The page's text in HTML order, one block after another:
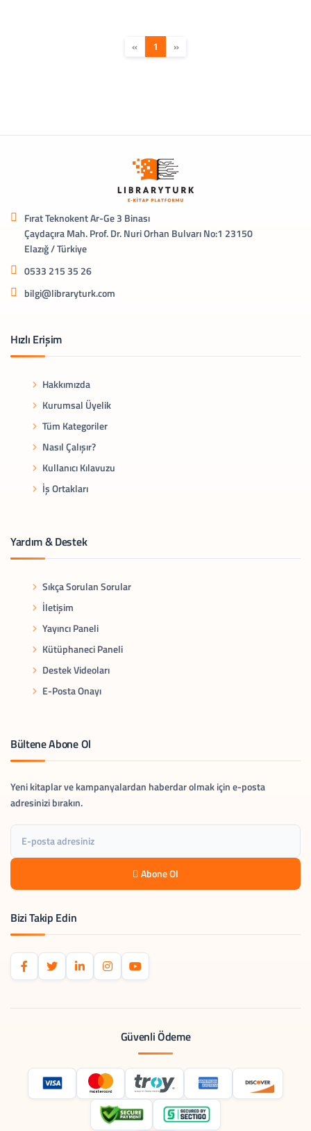
« 1 »
Fırat Teknokent Ar-Ge 3 Binası
Çaydaçıra Mah. Prof. Dr. Nuri Orhan Bulvarı No:1 23150
Elazığ / Türkiye
0533 215 35 26
bilgi@libraryturk.com
Hızlı Erişim
Hakkımızda
Kurumsal Üyelik
Tüm Kategoriler
Nasıl Çalışır?
Kullanıcı Kılavuzu
İş Ortakları
Yardım & Destek
Sıkça Sorulan Sorular
İletişim
Yayıncı Paneli
Kütüphaneci Paneli
Destek Videoları
E-Posta Onayı
Bültene Abone Ol
Yeni kitaplar ve kampanyalardan haberdar olmak için e-posta
adresinizi bırakın.
Abone Ol
Bizi Takip Edin
Güvenli Ödeme